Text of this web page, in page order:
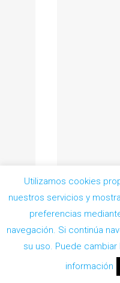
Utilizamos cookies
nuestros servicios y
preferencias
navegación. Si continúa
su uso. Puede
información